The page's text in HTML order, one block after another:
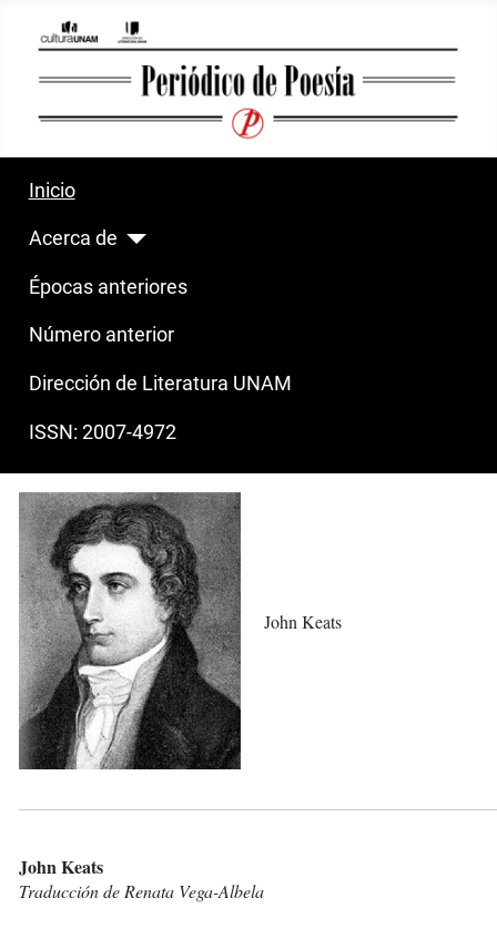
Inicio
Acerca de
Épocas anteriores
Número anterior
Dirección de Literatura UNAM
ISSN: 2007-4972
John Keats
John Keats
Traducción de Renata Vega-Albela